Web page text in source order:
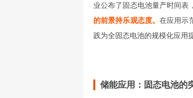
业公布了固态电池量产时间表
的前景持乐观态度。在应用示
践为全固态电池的规模化应用
储能应用：固态电池的